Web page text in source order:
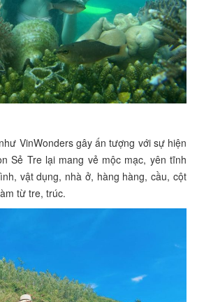
VinWonders gây ấn tượng với sự hiện
Sẻ Tre lại mang vẻ mộc mạc, yên tĩnh
vật dụng, nhà ở, hàng hàng, cầu, cột
từ tre, trúc.